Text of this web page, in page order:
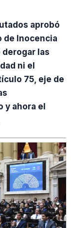
aprobó
de Inocencia
las
ni el
75, eje de
ahora el